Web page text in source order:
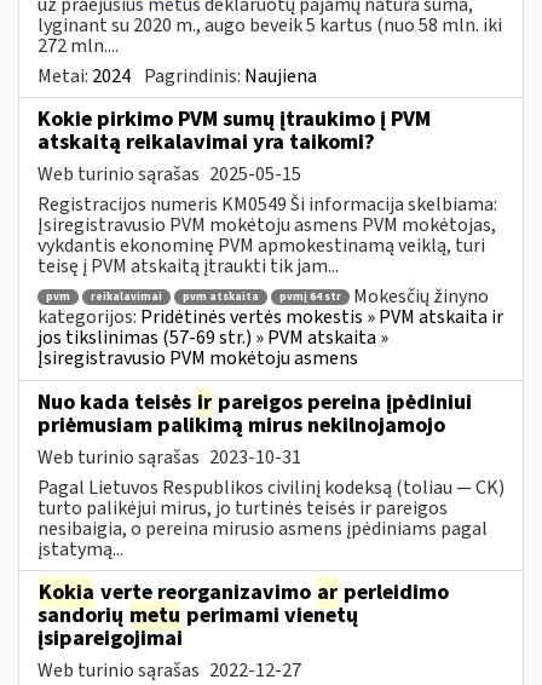
lyginant su 2020 m., augo beveik 5 kartus (nuo 58 mln. iki
272 mln....
Metai: 2024 Pagrindinis: Naujiena
Kokie pirkimo PVM sumų įtraukimo į PVM
atskaitą reikalavimai yra taikomi?
Web turinio sąrašas 2025-05-15
Registracijos numeris KM0549 Ši informacija skelbiama:
Įsiregistravusio PVM mokėtoju asmens PVM mokėtojas,
vykdantis ekonominę PVM apmokestinamą veiklą, turi
teisę į PVM atskaitą įtraukti tik jam...
pvm reikalavimai pvm atskaita pvmį 64 str
Mokesčių žinyno
kategorijos: Pridėtinės vertės mokestis » PVM atskaita ir
jos tikslinimas (57-69 str.) » PVM atskaita »
Įsiregistravusio PVM mokėtoju asmens
Nuo kada teisės ir pareigos pereina įpėdiniui
priėmusiam palikimą mirus nekilnojamojo
Web turinio sąrašas 2023-10-31
Pagal Lietuvos Respublikos civilinį kodeksą (toliau ― CK)
turto palikėjui mirus, jo turtinės teisės ir pareigos
nesibaigia, o pereina mirusio asmens įpėdiniams pagal
įstatymą...
Kokia verte reorganizavimo ar perleidimo
sandorių metu perimami vienetų
įsipareigojimai
Web turinio sąrašas 2022-12-27